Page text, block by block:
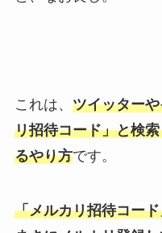
これは、 ツイッター
リ招待コード」と検
るやり方です。
「メルカリ招待コー